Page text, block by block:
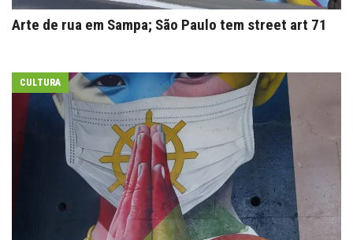
Arte de rua em Sampa; São Paulo tem street art 71
CULTURA